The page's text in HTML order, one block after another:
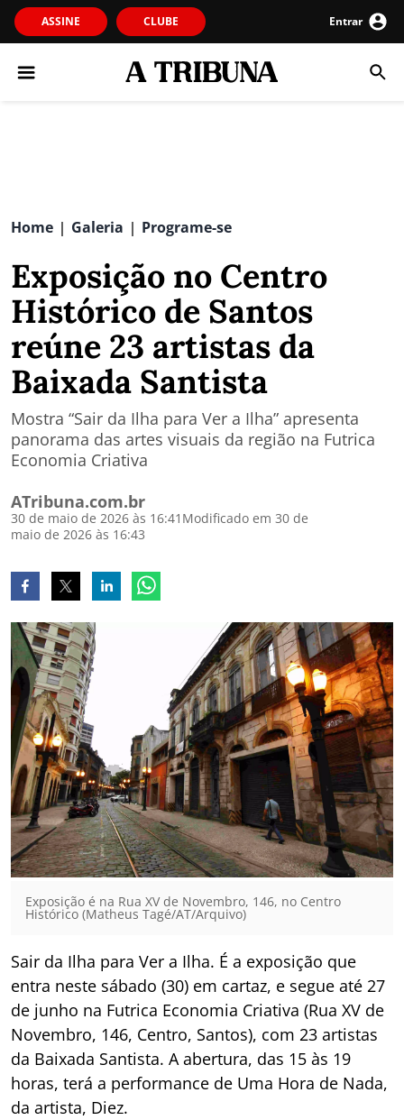
ASSINE CLUBE Entrar
Home | Galeria | Programe-se
Exposição no Centro
Histórico de Santos
reúne 23 artistas da
Baixada Santista
Mostra “Sair da Ilha para Ver a Ilha” apresenta
panorama das artes visuais da região na Futrica
Economia Criativa
ATribuna.com.br
30 de maio de 2026 às 16:41 Modificado em 30 de
maio de 2026 às 16:43
Exposição é na Rua XV de Novembro, 146, no Centro
Histórico (Matheus Tagé/AT/Arquivo)
Sair da Ilha para Ver a Ilha. É a exposição que
entra neste sábado (30) em cartaz, e segue até 27
de junho na Futrica Economia Criativa (Rua XV de
Novembro, 146, Centro, Santos), com 23 artistas
da Baixada Santista. A abertura, das 15 às 19
horas, terá a performance de Uma Hora de Nada,
da artista, Diez.